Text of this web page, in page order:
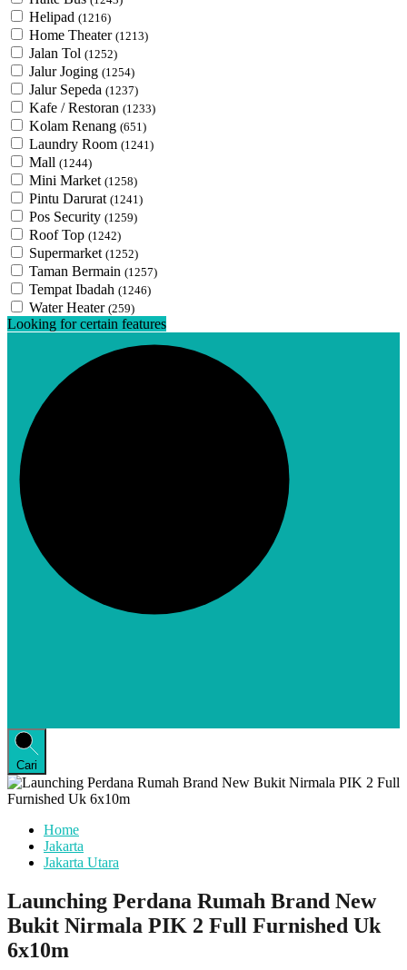
Helipad (1216)
Home Theater (1213)
Jalan Tol (1252)
Jalur Joging (1254)
Jalur Sepeda (1237)
Kafe / Restoran (1233)
Kolam Renang (651)
Laundry Room (1241)
Mall (1244)
Mini Market (1258)
Pintu Darurat (1241)
Pos Security (1259)
Roof Top (1242)
Supermarket (1252)
Taman Bermain (1257)
Tempat Ibadah (1246)
Water Heater (259)
Looking for certain features
Cari
Home
Jakarta
Jakarta Utara
Launching Perdana Rumah Brand New
Bukit Nirmala PIK 2 Full Furnished Uk
6x10m